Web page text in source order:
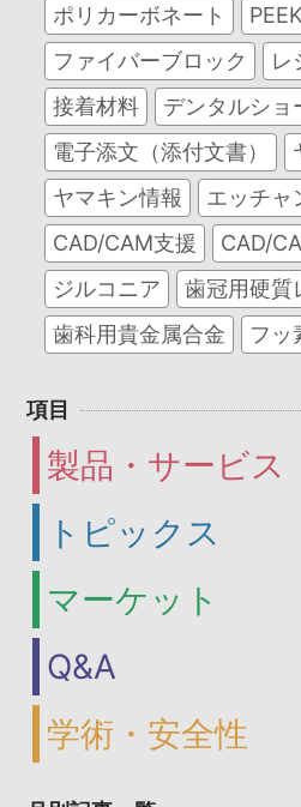
ポリカーボネート
PEEK
ファイバーブロック
レ
接着材料
デンタルショ
電子添文（添付文書）
ヤマキン情報
エッチャ
CAD/CAM支援
CAD/
ジルコニア
歯冠用硬質
歯科用貴金属合金
フッ
項目
製品・サービス
トピックス
マーケット
Q&A
学術・安全性